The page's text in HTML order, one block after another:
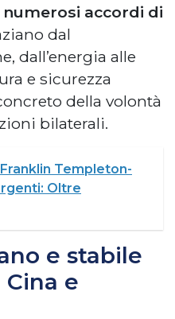
numerosi accordi di
dal
dall’energia alle
e sicurezza
della volontà
bilaterali.
Franklin Templeton-
Oltre
e stabile
e